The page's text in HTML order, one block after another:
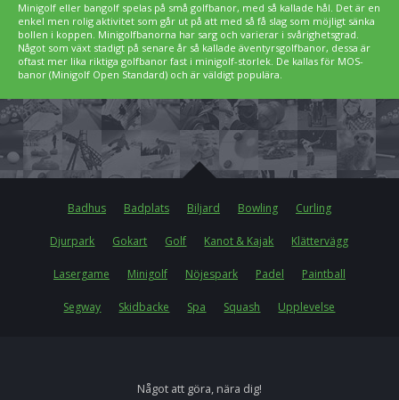
Minigolf eller bangolf spelas på små golfbanor, med så kallade hål. Det är en
enkel men rolig aktivitet som går ut på att med så få slag som möjligt sänka
bollen i koppen. Minigolfbanorna har sarg och varierar i svårighetsgrad.
Något som växt stadigt på senare år så kallade äventyrsgolfbanor, dessa är
oftast mer lika riktiga golfbanor fast i minigolf-storlek. De kallas för MOS-
banor (Minigolf Open Standard) och är väldigt populära.
Badhus Badplats Biljard Bowling Curling
Djurpark Gokart Golf Kanot & Kajak Klättervägg
Lasergame Minigolf Nöjespark Padel Paintball
Segway Skidbacke Spa Squash Upplevelse
Något att göra, nära dig!